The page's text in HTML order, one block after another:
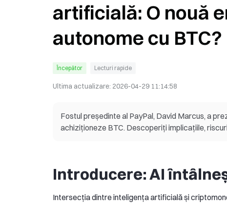
artificială: O nouă
autonome cu BTC?
Începător Lecturi rapide
Ultima actualizare: 2026-04-29 11:14:58
Fostul președinte al PayPal, David Marcus, a
achiziționeze BTC. Descoperiți implicațiile,
Introducere: AI
Intersecția dintre inteligența artificială și